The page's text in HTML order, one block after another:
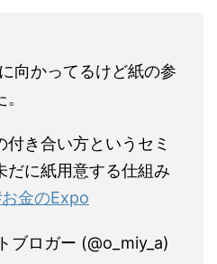
向かってるけど紙の参
き合い方というセミ
だに紙用意する仕組み
金のExpo
ブロガー (@o_miy_a)